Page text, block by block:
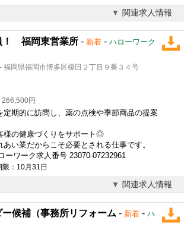
関連求人情報
！ 福岡東営業所 - 新着 - ハローワーク
岡県福岡市博多区榎田２丁目９番３４号
266,500円
定期的に訪問し、薬の点検や季節商品の提案
様の健康づくりをサポート◎
あい業だからこそ必要とされる仕事です。
ーワーク求人番号 23070-07232961
：10月31日
関連求人情報
候補（事務所リフォーム - 新着 - ハ